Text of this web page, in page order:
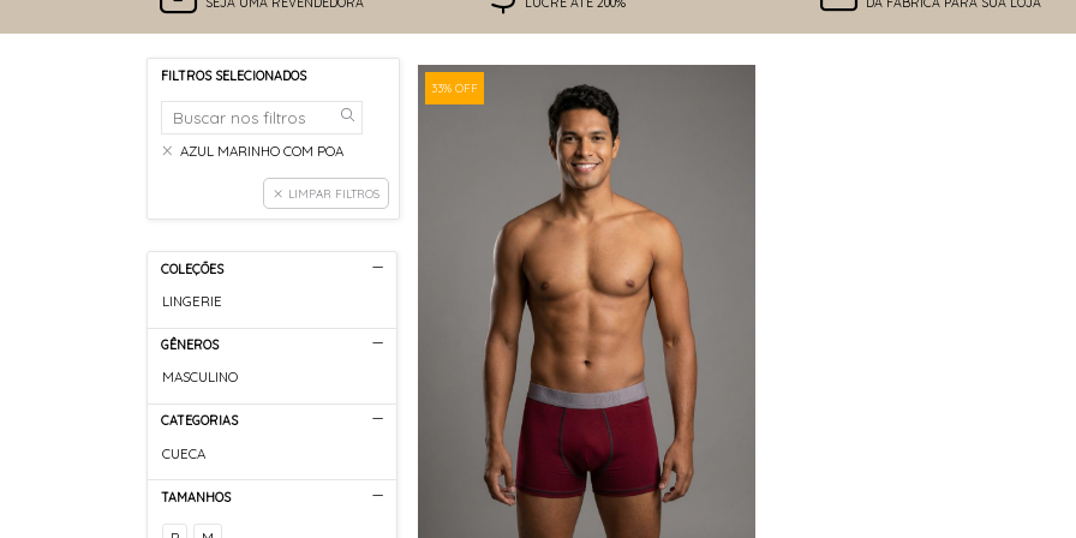
FILTROS SELECIONADOS
AZUL MARINHO COM POA
LIMPAR FILTROS
COLEÇÕES
LINGERIE
GÊNEROS
MASCULINO
CATEGORIAS
CUECA
TAMANHOS
33% OFF